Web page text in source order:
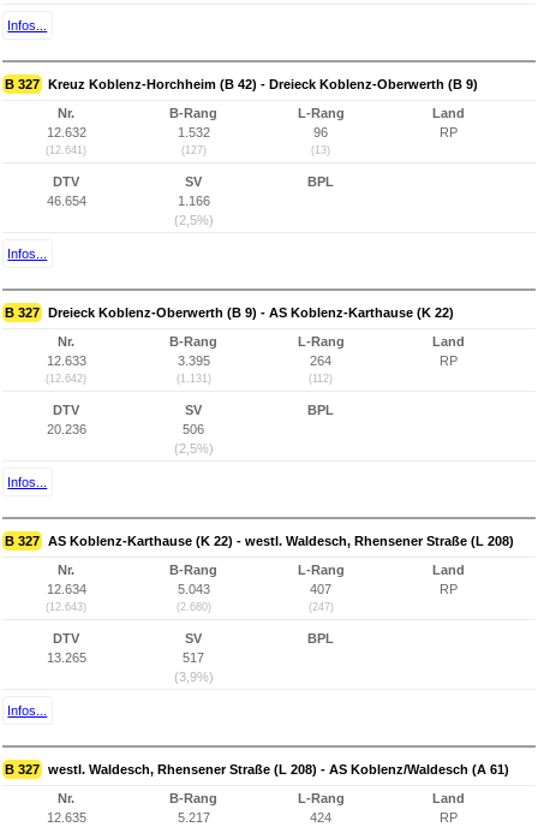
Infos...
B 327 Kreuz Koblenz-Horchheim (B 42) - Dreieck Koblenz-Oberwerth (B 9)
Nr.
12.632
(12.641)
B-Rang
1.532
(127)
L-Rang
96
(13)
Land
RP
DTV
46.654
SV
1.166
(2,5%)
BPL
Infos...
B 327 Dreieck Koblenz-Oberwerth (B 9) - AS Koblenz-Karthause (K 22)
Nr.
12.633
(12.642)
B-Rang
3.395
(1.131)
L-Rang
264
(112)
Land
RP
DTV
20.236
SV
506
(2,5%)
BPL
Infos...
B 327 AS Koblenz-Karthause (K 22) - westl. Waldesch, Rhensener Straße (L 208)
Nr.
12.634
(12.643)
B-Rang
5.043
(2.680)
L-Rang
407
(247)
Land
RP
DTV
13.265
SV
517
(3,9%)
BPL
Infos...
B 327 westl. Waldesch, Rhensener Straße (L 208) - AS Koblenz/Waldesch (A 61)
Nr.
12.635
B-Rang
5.217
L-Rang
424
Land
RP